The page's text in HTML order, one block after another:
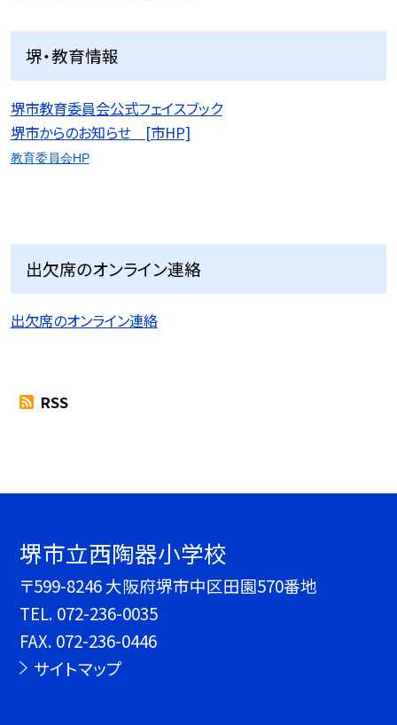
堺・教育情報
堺市教育委員会公式フェイスブック
堺市からのお知らせ [市HP]
教育委員会HP
出欠席のオンライン連絡
出欠席のオンライン連絡
RSS
堺市立西陶器小学校
〒599-8246 大阪府堺市中区田園570番地
TEL. 072-236-0035
FAX. 072-236-0446
サイトマップ